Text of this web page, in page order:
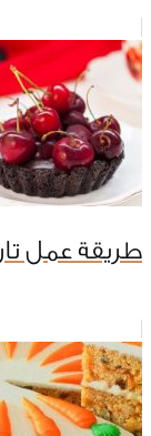
طريقة عمل